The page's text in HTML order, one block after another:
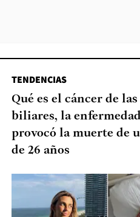
TENDENCIAS
Qué es el cáncer de
biliares, la
provocó la muerte de
de 26 años